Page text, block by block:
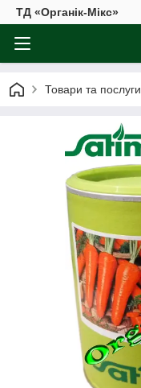
ТД «Органік-Мікс»
Товари та послуги